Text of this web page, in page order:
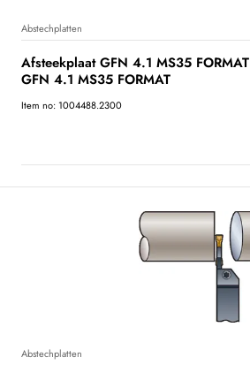
Abstechplatten
Afsteekplaat GFN 4.1 MS35 FORMAT
GFN 4.1 MS35 FORMAT
Item no: 1004488.2300
Abstechplatten